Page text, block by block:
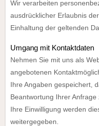
Wir verarbeiten
ausdrücklicher Erlaubnis
Einhaltung der geltenden
Umgang mit Kontaktdaten
Nehmen Sie mit uns als
angebotenen
Ihre Angaben gespeichert,
Beantwortung Ihrer
Ihre Einwilligung werden
weitergegeben.